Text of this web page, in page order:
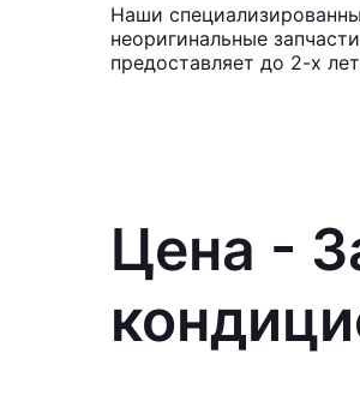
Наши
неоригинальные
предоставляет до 2-х
Цена -